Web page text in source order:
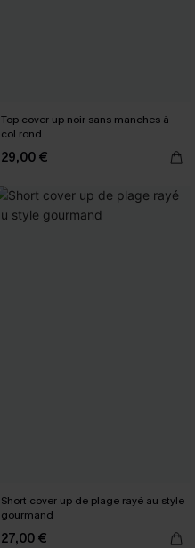
Top cover up noir sans manches à
col rond
29,00 €
Short cover up de plage rayé au style
gourmand
27,00 €